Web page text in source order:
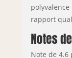
polyvalence
rapport
Notes
Note de